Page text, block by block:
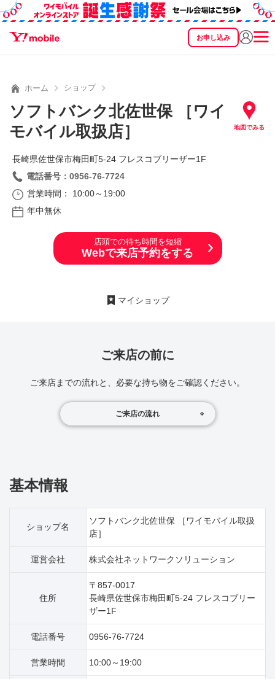
お申し込み
SEARCH
ホーム ショップ
ソフトバンク北佐世保 ［ワイ
モバイル取扱店］
地図でみる
長崎県佐世保市梅田町5‐24 フレスコブリーザー1F
電話番号：0956-76-7724
営業時間： 10:00～19:00
年中無休
店頭での待ち時間を短縮
Webで来店予約をする
マイショップ
ご来店の前に
ご来店までの流れと、必要な持ち物をご確認ください。
ご来店の流れ
基本情報
ショップ名
ソフトバンク北佐世保 ［ワイモバイル取扱
店］
運営会社 株式会社ネットワークソリューション
住所
〒857-0017
長崎県佐世保市梅田町5‐24 フレスコブリー
ザー1F
電話番号 0956-76-7724
営業時間 10:00～19:00